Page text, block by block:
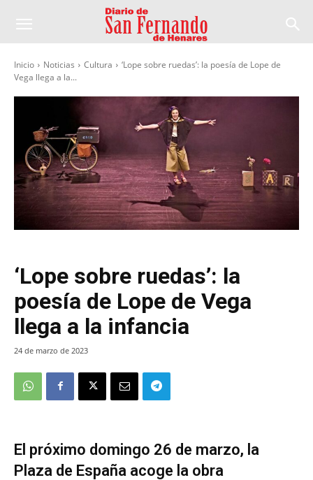
Inicio Noticias Cultura
‘Lope sobre ruedas’: la poesía de Lope de
Vega llega a la...
‘Lope sobre ruedas’: la
poesía de Lope de Vega
llega a la infancia
24 de marzo de 2023
El próximo domingo 26 de marzo, la
Plaza de España acoge la obra